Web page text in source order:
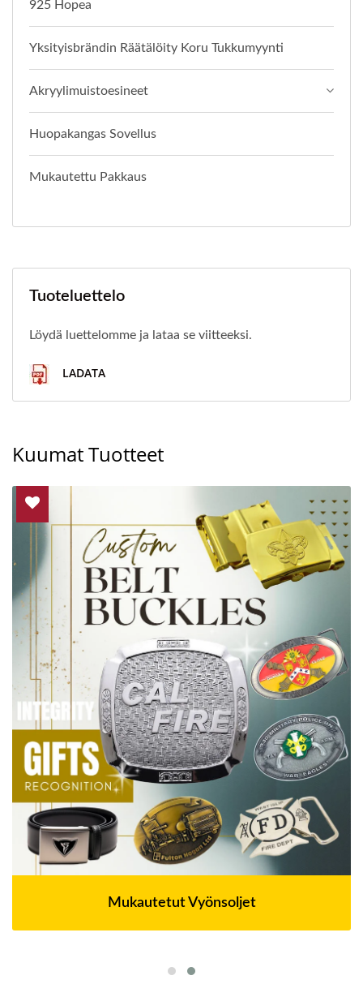
925 Hopea
Yksityisbrändin Räätälöity Koru Tukkumyynti
Akryylimuistoesineet
Huopakangas Sovellus
Mukautettu Pakkaus
Tuoteluettelo
Löydä luettelomme ja lataa se viitteeksi.
LADATA
Kuumat Tuotteet
Mukautetut Vyönsoljet